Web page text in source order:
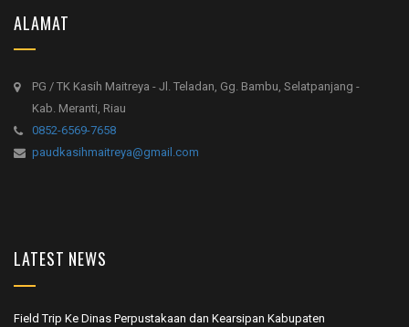
ALAMAT
PG / TK Kasih Maitreya - Jl. Teladan, Gg. Bambu, Selatpanjang -
Kab. Meranti, Riau
0852-6569-7658
paudkasihmaitreya@gmail.com
LATEST NEWS
Field Trip Ke Dinas Perpustakaan dan Kearsipan Kabupaten